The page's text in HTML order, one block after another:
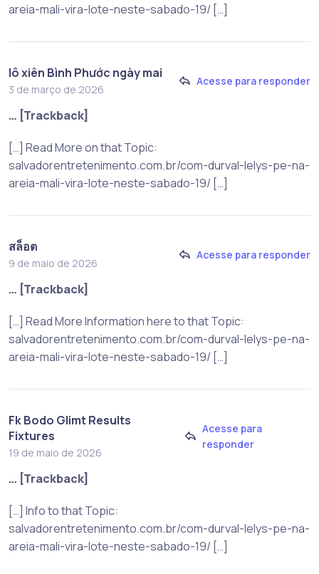
areia-mali-vira-lote-neste-sabado-19/ […]
lô xiên Bình Phước ngày mai
3 de março de 2026
Acesse para responder
… [Trackback]
[…] Read More on that Topic:
salvadorentretenimento.com.br/com-durval-lelys-pe-na-
areia-mali-vira-lote-neste-sabado-19/ […]
สล็อต
9 de maio de 2026
Acesse para responder
… [Trackback]
[…] Read More Information here to that Topic:
salvadorentretenimento.com.br/com-durval-lelys-pe-na-
areia-mali-vira-lote-neste-sabado-19/ […]
Fk Bodo Glimt Results
Fixtures
19 de maio de 2026
Acesse para
responder
… [Trackback]
[…] Info to that Topic:
salvadorentretenimento.com.br/com-durval-lelys-pe-na-
areia-mali-vira-lote-neste-sabado-19/ […]